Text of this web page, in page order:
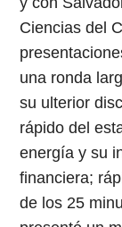
Ciencias del
una ronda
su ulterior
rápido del
energía y su
financiera;
de los 25